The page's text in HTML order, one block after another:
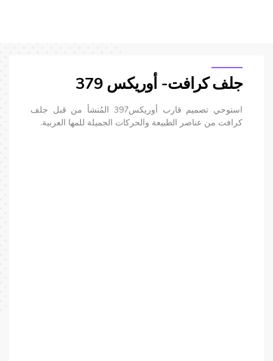
التسويق بالمحتوى
التسويق عبر وسائل التواصل الاجتماعي
جلف كرافت- أوريكس 379
استوحي تصميم قارب أوريكس397 المُنشأ من قبل جلف
كرافت من عناصر الطبيعة والحركات الجميلة للمها العربية.